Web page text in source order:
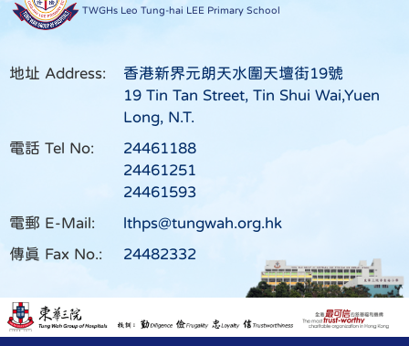
TWGHs Leo Tung-hai LEE Primary School
地址 Address:
香港新界元朗天水圍天壇街19號
19 Tin Tan Street, Tin Shui Wai,Yuen
Long, N.T.
電話 Tel No:
24461188
24461251
24461593
電郵 E-Mail:
lthps@tungwah.org.hk
傳真 Fax No.:
24482332